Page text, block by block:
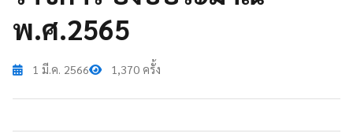
พ.ศ.2565
1 มี.ค. 2566 1,370 ครั้ง